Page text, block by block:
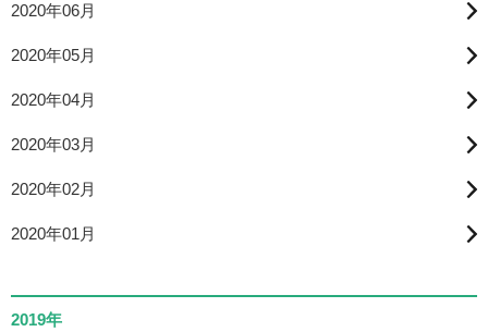
2020年06月
2020年05月
2020年04月
2020年03月
2020年02月
2020年01月
2019年